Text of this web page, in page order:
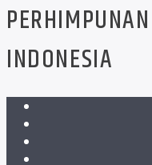
INDONESIA